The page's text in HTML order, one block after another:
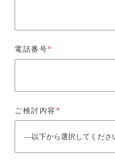
電話番号*
ご検討内容*